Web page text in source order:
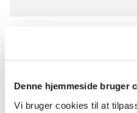
Denne hjemmeside bruger
Vi bruger cookies til at
Denne sommerfredag
andre sommerfredage -
Vi mødes kl. 12.00 og